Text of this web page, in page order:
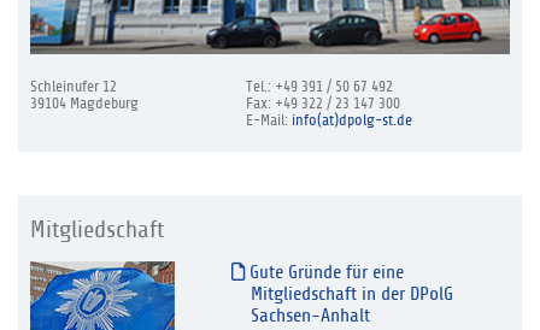
Schleinufer 12
39104 Magdeburg
Tel.: +49 391 / 50 67 492
Fax: +49 322 / 23 147 300
E-Mail: info(at)dpolg-st.de
Mitgliedschaft
Gute Gründe für eine
Mitgliedschaft in der DPolG
Sachsen-Anhalt